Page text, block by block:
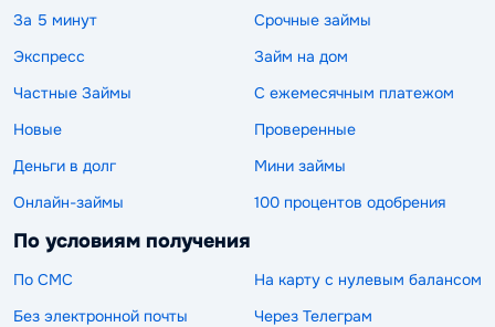
За 5 минут
Срочные займы
Экспресс
Займ на дом
Частные Займы
С ежемесячным платежом
Новые
Проверенные
Деньги в долг
Мини займы
Онлайн-займы
100 процентов одобрения
По условиям получения
По СМС
На карту с нулевым балансом
Без электронной почты
Через Телеграм